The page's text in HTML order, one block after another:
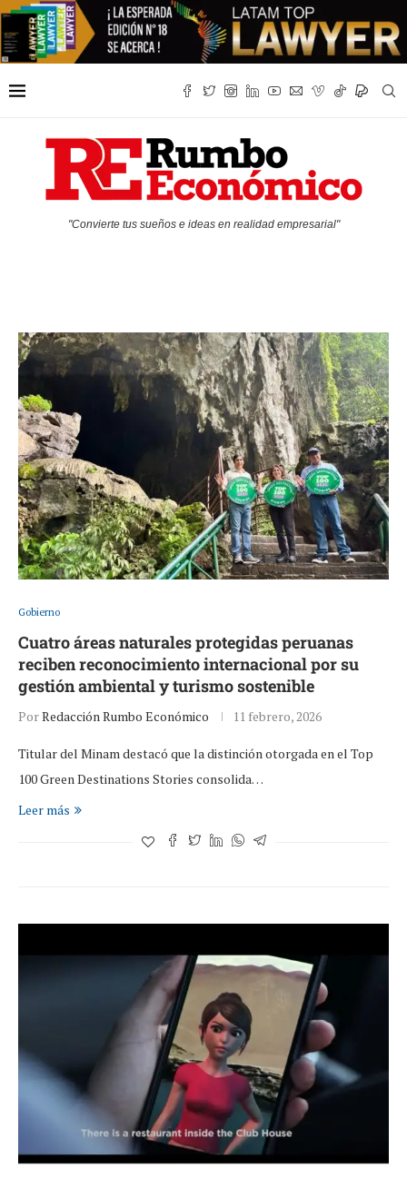
"Convierte tus sueños e ideas en realidad empresarial"
Gobierno
Cuatro áreas naturales protegidas peruanas
reciben reconocimiento internacional por su
gestión ambiental y turismo sostenible
PorRedacción Rumbo Económico 11 febrero, 2026
Titular del Minam destacó que la distinción otorgada en el Top
100 Green Destinations Stories consolida…
Leer más